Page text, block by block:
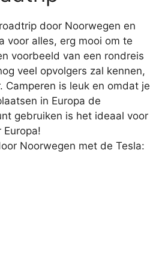
door Noorwegen en
voor alles, erg mooi om te
voorbeeld van een rondreis
veel opvolgers zal kennen,
Camperen is leuk en omdat je
in Europa de
gebruiken is het ideaal voor
Noorwegen met de Tesla: